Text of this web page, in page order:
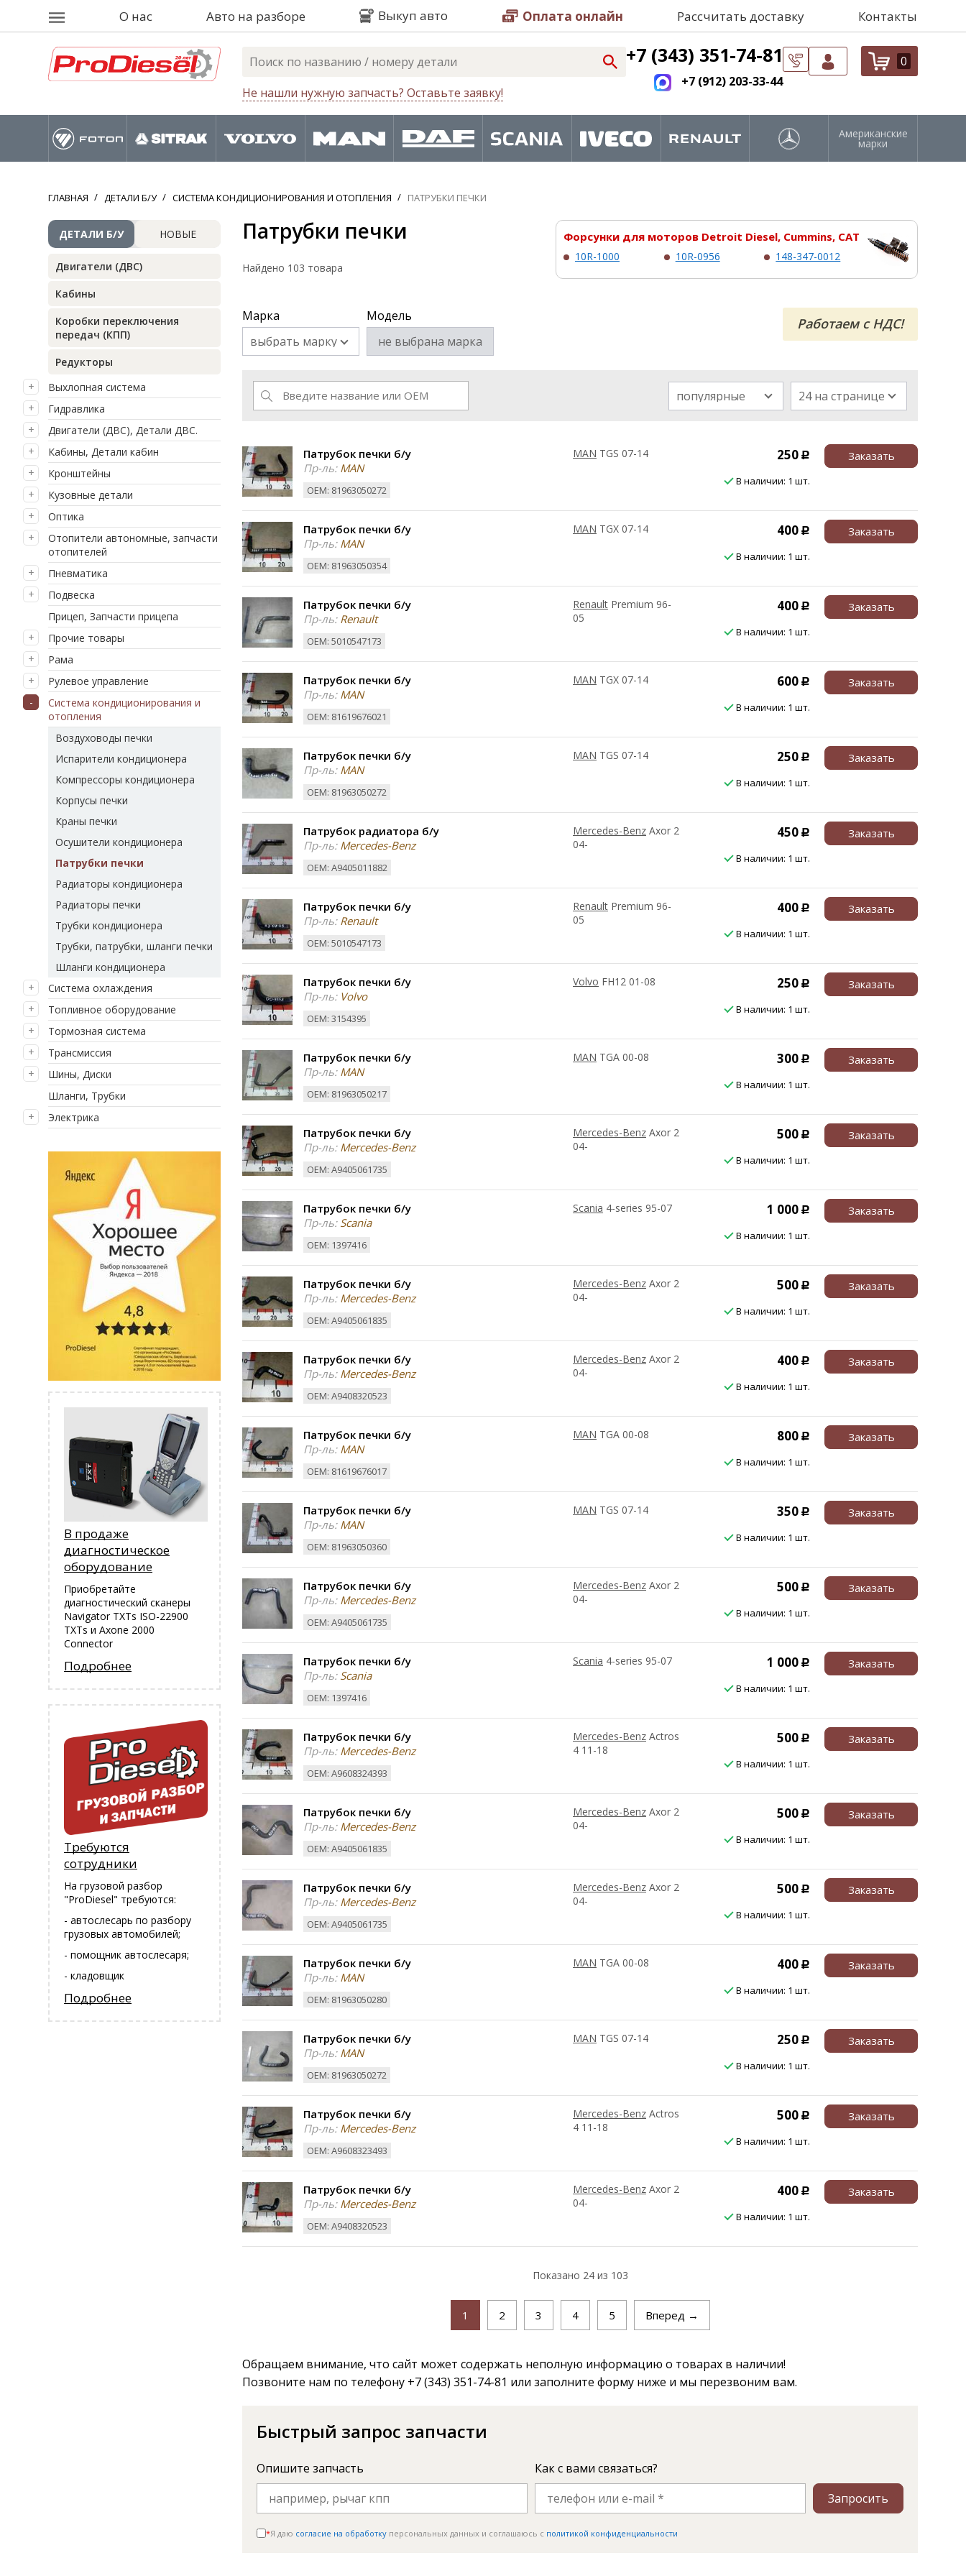
О нас Авто на разборе Выкуп авто Оплата онлайн Рассчитать доставку Контакты
Не нашли нужную запчасть? Оставьте заявку!
+7 (343) 351-74-81
+7 (912) 203-33-44
0
Американские
марки
ГЛАВНАЯ ДЕТАЛИ Б/У СИСТЕМА КОНДИЦИОНИРОВАНИЯ И ОТОПЛЕНИЯ ПАТРУБКИ ПЕЧКИ
ДЕТАЛИ Б/У НОВЫЕ
Двигатели (ДВС)
Кабины
Коробки переключения
передач (КПП)
Редукторы
Выхлопная система
Гидравлика
Двигатели (ДВС), Детали ДВС.
Кабины, Детали кабин
Кронштейны
Кузовные детали
Оптика
Отопители автономные, запчасти
отопителей
Пневматика
Подвеска
Прицеп, Запчасти прицепа
Прочие товары
Рама
Рулевое управление
Система кондиционирования и
отопления
Воздуховоды печки
Испарители кондиционера
Компрессоры кондиционера
Корпусы печки
Краны печки
Осушители кондиционера
Патрубки печки
Радиаторы кондиционера
Радиаторы печки
Трубки кондиционера
Трубки, патрубки, шланги печки
Шланги кондиционера
Система охлаждения
Топливное оборудование
Тормозная система
Трансмиссия
Шины, Диски
Шланги, Трубки
Электрика
В продаже
диагностическое
оборудование
Приобретайте
диагностический сканеры
Navigator TXTs ISO-22900
TXTs и Аxone 2000
Connector
Подробнее
Требуются
сотрудники
На грузовой разбор
"ProDiesel" требуются:
- автослесарь по разбору
грузовых автомобилей;
- помощник автослесаря;
- кладовщик
Подробнее
Патрубки печки
Найдено 103 товара
Форсунки для моторов Detroit Diesel, Cummins, CAT
10R-1000 10R-0956 148-347-0012
Марка
выбрать марку
Модель
не выбрана марка
Работаем с НДС!
популярные 24 на странице
Патрубок печки б/у
Пр-ль:MAN
ОЕМ: 81963050272
MAN TGS 07-14 250 Р
В наличии: 1 шт.
Заказать
Патрубок печки б/у
Пр-ль:MAN
ОЕМ: 81963050354
MAN TGX 07-14 400 Р
В наличии: 1 шт.
Заказать
Патрубок печки б/у
Пр-ль:Renault
ОЕМ: 5010547173
Renault Premium 96-
05
400 Р
В наличии: 1 шт.
Заказать
Патрубок печки б/у
Пр-ль:MAN
ОЕМ: 81619676021
MAN TGX 07-14 600 Р
В наличии: 1 шт.
Заказать
Патрубок печки б/у
Пр-ль:MAN
ОЕМ: 81963050272
MAN TGS 07-14 250 Р
В наличии: 1 шт.
Заказать
Патрубок радиатора б/у
Пр-ль:Mercedes-Benz
ОЕМ: A9405011882
Mercedes-Benz Axor 2
04-
450 Р
В наличии: 1 шт.
Заказать
Патрубок печки б/у
Пр-ль:Renault
ОЕМ: 5010547173
Renault Premium 96-
05
400 Р
В наличии: 1 шт.
Заказать
Патрубок печки б/у
Пр-ль:Volvo
ОЕМ: 3154395
Volvo FH12 01-08 250 Р
В наличии: 1 шт.
Заказать
Патрубок печки б/у
Пр-ль:MAN
ОЕМ: 81963050217
MAN TGA 00-08 300 Р
В наличии: 1 шт.
Заказать
Патрубок печки б/у
Пр-ль:Mercedes-Benz
ОЕМ: A9405061735
Mercedes-Benz Axor 2
04-
500 Р
В наличии: 1 шт.
Заказать
Патрубок печки б/у
Пр-ль:Scania
ОЕМ: 1397416
Scania 4-series 95-07 1 000 Р
В наличии: 1 шт.
Заказать
Патрубок печки б/у
Пр-ль:Mercedes-Benz
ОЕМ: A9405061835
Mercedes-Benz Axor 2
04-
500 Р
В наличии: 1 шт.
Заказать
Патрубок печки б/у
Пр-ль:Mercedes-Benz
ОЕМ: A9408320523
Mercedes-Benz Axor 2
04-
400 Р
В наличии: 1 шт.
Заказать
Патрубок печки б/у
Пр-ль:MAN
ОЕМ: 81619676017
MAN TGA 00-08 800 Р
В наличии: 1 шт.
Заказать
Патрубок печки б/у
Пр-ль:MAN
ОЕМ: 81963050360
MAN TGS 07-14 350 Р
В наличии: 1 шт.
Заказать
Патрубок печки б/у
Пр-ль:Mercedes-Benz
ОЕМ: A9405061735
Mercedes-Benz Axor 2
04-
500 Р
В наличии: 1 шт.
Заказать
Патрубок печки б/у
Пр-ль:Scania
ОЕМ: 1397416
Scania 4-series 95-07 1 000 Р
В наличии: 1 шт.
Заказать
Патрубок печки б/у
Пр-ль:Mercedes-Benz
ОЕМ: A9608324393
Mercedes-Benz Actros
4 11-18
500 Р
В наличии: 1 шт.
Заказать
Патрубок печки б/у
Пр-ль:Mercedes-Benz
ОЕМ: A9405061835
Mercedes-Benz Axor 2
04-
500 Р
В наличии: 1 шт.
Заказать
Патрубок печки б/у
Пр-ль:Mercedes-Benz
ОЕМ: A9405061735
Mercedes-Benz Axor 2
04-
500 Р
В наличии: 1 шт.
Заказать
Патрубок печки б/у
Пр-ль:MAN
ОЕМ: 81963050280
MAN TGA 00-08 400 Р
В наличии: 1 шт.
Заказать
Патрубок печки б/у
Пр-ль:MAN
ОЕМ: 81963050272
MAN TGS 07-14 250 Р
В наличии: 1 шт.
Заказать
Патрубок печки б/у
Пр-ль:Mercedes-Benz
ОЕМ: A9608323493
Mercedes-Benz Actros
4 11-18
500 Р
В наличии: 1 шт.
Заказать
Патрубок печки б/у
Пр-ль:Mercedes-Benz
ОЕМ: A9408320523
Mercedes-Benz Axor 2
04-
400 Р
В наличии: 1 шт.
Заказать
Показано 24из 103
1 2 3 4 5 Вперед →
Обращаем внимание, что сайт может содержать неполную информацию о товарах в наличии!
Позвоните нам по телефону +7 (343) 351-74-81 или заполните форму ниже и мы перезвоним вам.
Быстрый запрос запчасти
Опишите запчасть
Как с вами связаться?
Запросить
*Я даю согласие на обработку персональных данных и соглашаюсь c политикой конфиденциальности